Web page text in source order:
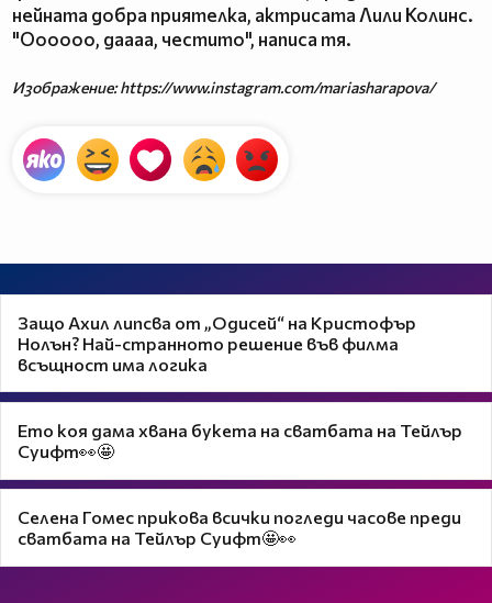
нейната добра приятелка, актрисата Лили Колинс.
"Оооооо, даааа, честито", написа тя.
Изображение: https://www.instagram.com/mariasharapova/
Защо Ахил липсва от „Одисей“ на Кристофър
Нолън? Най-странното решение във филма
всъщност има логика
Ето коя дама хвана букета на сватбата на Тейлър
Суифт👀🤩
Селена Гомес прикова всички погледи часове преди
сватбата на Тейлър Суифт🤩👀